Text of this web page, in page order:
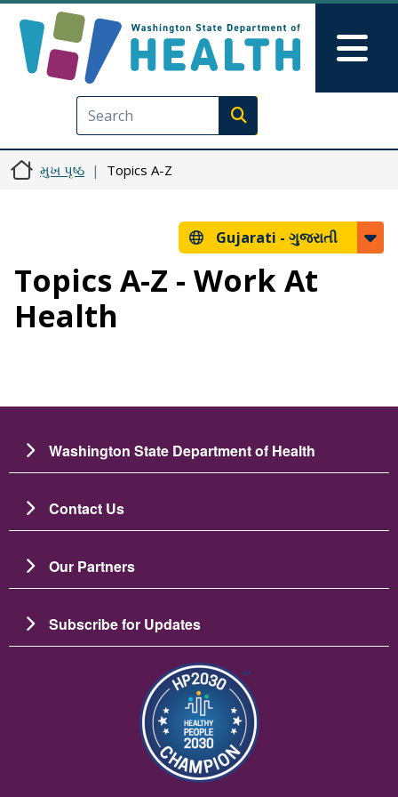
Execute search
મુખ પૃષ્ઠ Topics A-Z
Gujarati - ગુજરાતી
Topics A-Z - Work At
Health
Washington State Department of Health
Contact Us
Our Partners
Subscribe for Updates
Image